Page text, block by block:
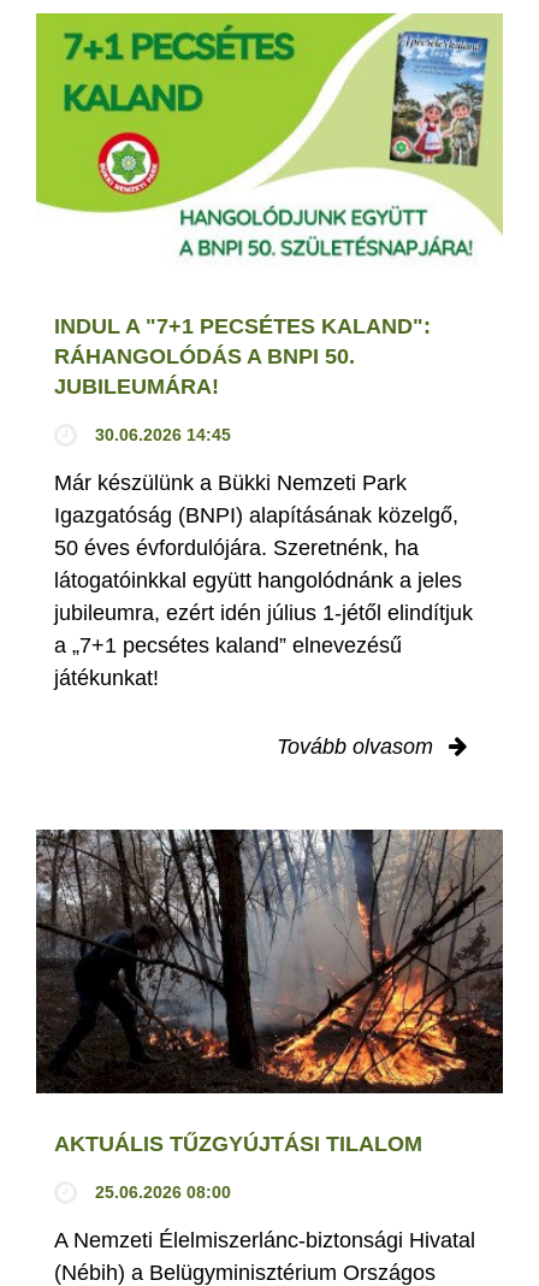
INDUL A "7+1 PECSÉTES KALAND":
RÁHANGOLÓDÁS A BNPI 50.
JUBILEUMÁRA!
30.06.2026 14:45
Már készülünk a Bükki Nemzeti Park
Igazgatóság (BNPI) alapításának közelgő,
50 éves évfordulójára. Szeretnénk, ha
látogatóinkkal együtt hangolódnánk a jeles
jubileumra, ezért idén július 1-jétől elindítjuk
a „7+1 pecsétes kaland” elnevezésű
játékunkat!
Tovább olvasom
AKTUÁLIS TŰZGYÚJTÁSI TILALOM
25.06.2026 08:00
A Nemzeti Élelmiszerlánc-biztonsági Hivatal
(Nébih) a Belügyminisztérium Országos